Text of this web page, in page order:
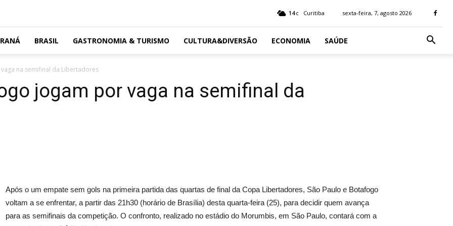
14 C Curitiba sexta-feira, 7, agosto 2026
BRASIL GASTRONOMIA & TURISMO CULTURA&DIVERSÃO ECONOMIA SAÚDE
na semifinal da Libertadores
jogam por vaga na semifinal da
Após o um empate sem gols na primeira partida das quartas de final da Copa Libertadores, São Paulo e Botafogo
voltam a se enfrentar, a partir das 21h30 (horário de Brasília) desta quarta-feira (25), para decidir quem avança
para as semifinais da competição. O confronto, realizado no estádio do Morumbis, em São Paulo, contará com a